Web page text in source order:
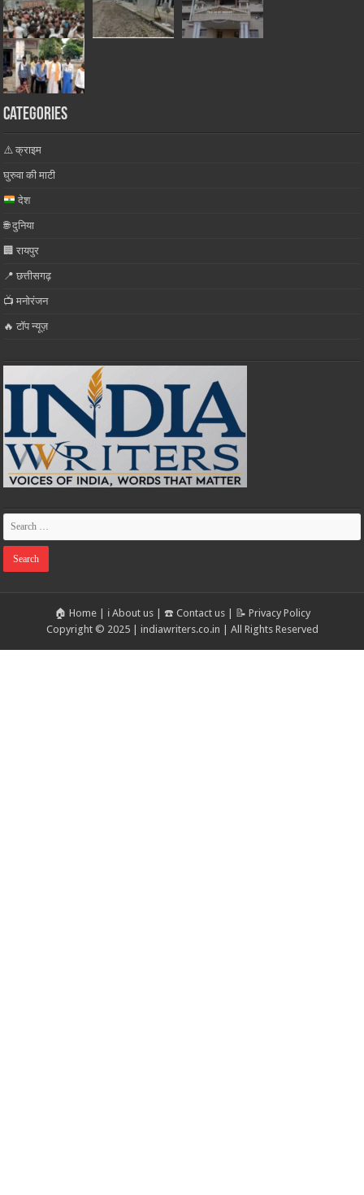
Categories
⚠️ क्राइम
घुरुवा की माटी
देश
🌐 दुनिया
🏢 रायपुर
📍 छत्तीसगढ़
📺 मनोरंजन
🔥 टॉप न्यूज़
🏠 Home| ℹ️ About us| ☎️ Contact us| 📝 Privacy Policy
Copyright © 2025 | indiawriters.co.in | All Rights Reserved